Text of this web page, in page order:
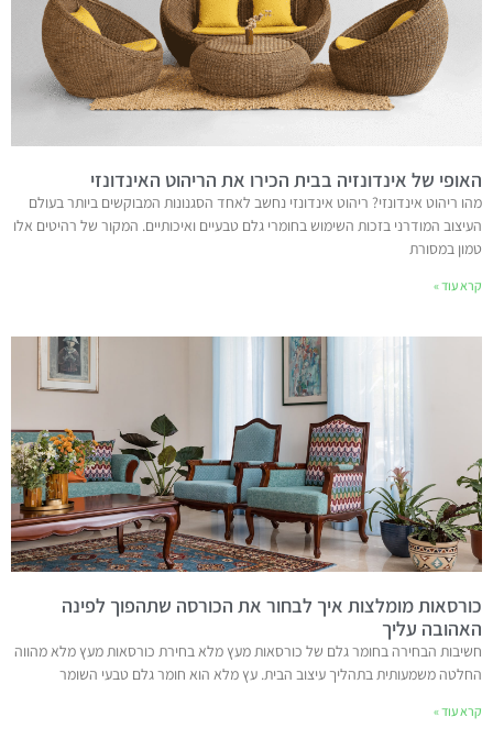
האופי של אינדונזיה בבית הכירו את הריהוט האינדונזי
מהו ריהוט אינדונזי? ריהוט אינדונזי נחשב לאחד הסגנונות המבוקשים ביותר בעולם
העיצוב המודרני בזכות השימוש בחומרי גלם טבעיים ואיכותיים. המקור של רהיטים אלו
טמון במסורת
קרא עוד »
כורסאות מומלצות איך לבחור את הכורסה שתהפוך לפינה
האהובה עליך
חשיבות הבחירה בחומר גלם של כורסאות מעץ מלא בחירת כורסאות מעץ מלא מהווה
החלטה משמעותית בתהליך עיצוב הבית. עץ מלא הוא חומר גלם טבעי השומר
קרא עוד »